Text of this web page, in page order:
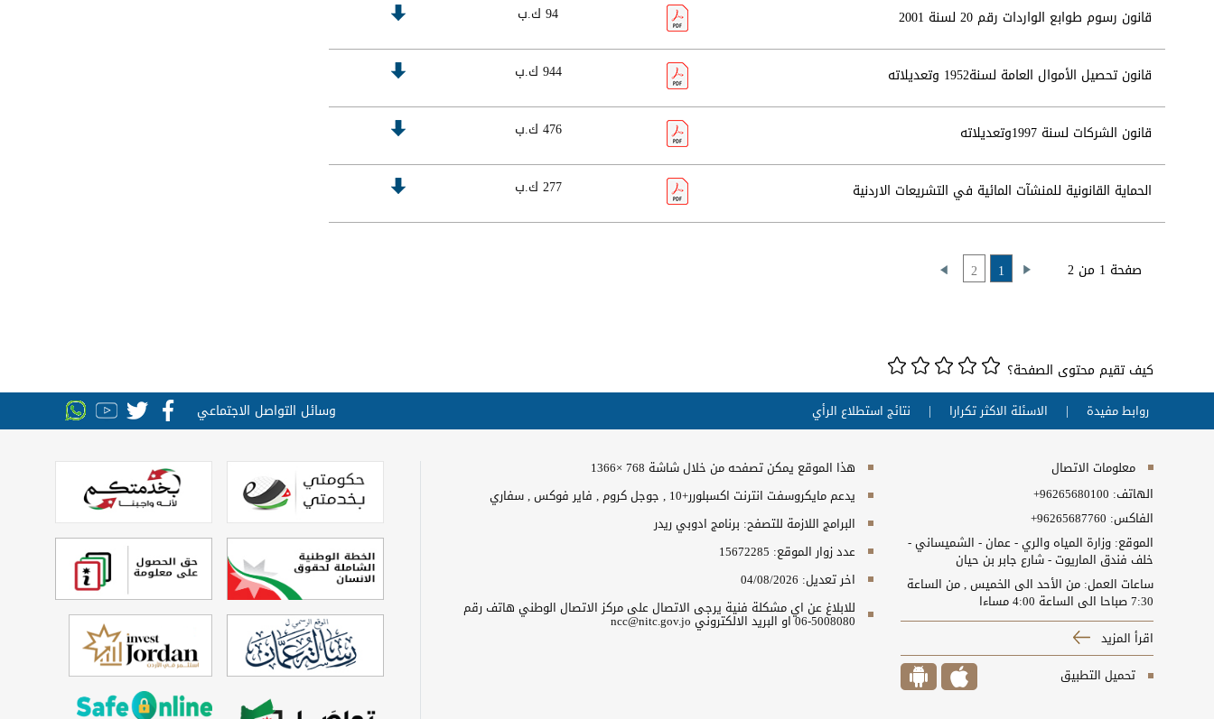
قانون رسوم طوابع الواردات رقم 20 لسنة 2001 94 ك.ب
قانون تحصيل الأموال العامة لسنة1952 وتعديلاته 944 ك.ب
قانون الشركات لسنة 1997وتعديلاته 476 ك.ب
الحماية القانونية للمنشآت المائية في التشريعات الاردنية 277 ك.ب
صفحة 1 من 2 1
2
كيف تقيم محتوى الصفحة؟
روابط مفيدة الاسئلة الاكثر تكرارا نتائج استطلاع الرأي وسائل التواصل الاجتماعي
معلومات الاتصال
الهاتف: +96265680100
الفاكس: +96265687760
الموقع: وزارة المياه والري - عمان - الشميساني -
خلف فندق الماريوت - شارع جابر بن حيان
ساعات العمل: من الأحد الى الخميس , من الساعة
7:30 صباحا الى الساعة 4:00 مساءا
اقرأ المزيد
تحميل التطبيق
هذا الموقع يمكن تصفحه من خلال شاشة 768 ×1366
يدعم مايكروسفت انترنت اكسبلورر+10 , جوجل كروم , فاير فوكس , سفاري
البرامج اللازمة للتصفح: برنامج ادوبي ريدر
عدد زوار الموقع: 15672285
اخر تعديل: 04/08/2026
للابلاغ عن اي مشكلة فنية يرجى الاتصال على مركز الاتصال الوطني هاتف رقم
5008080-06 او البريد الالكتروني ncc@nitc.gov.jo